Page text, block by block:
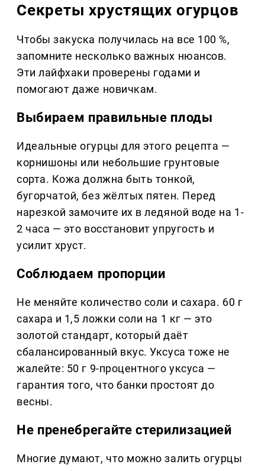
Секреты хрустящих огурцов
Чтобы закуска получилась на все 100 %,
запомните несколько важных нюансов.
Эти лайфхаки проверены годами и
помогают даже новичкам.
Выбираем правильные плоды
Идеальные огурцы для этого рецепта —
корнишоны или небольшие грунтовые
сорта. Кожа должна быть тонкой,
бугорчатой, без жёлтых пятен. Перед
нарезкой замочите их в ледяной воде на 1-
2 часа — это восстановит упругость и
усилит хруст.
Соблюдаем пропорции
Не меняйте количество соли и сахара. 60 г
сахара и 1,5 ложки соли на 1 кг — это
золотой стандарт, который даёт
сбалансированный вкус. Уксуса тоже не
жалейте: 50 г 9-процентного уксуса —
гарантия того, что банки простоят до
весны.
Не пренебрегайте стерилизацией
Многие думают, что можно залить огурцы